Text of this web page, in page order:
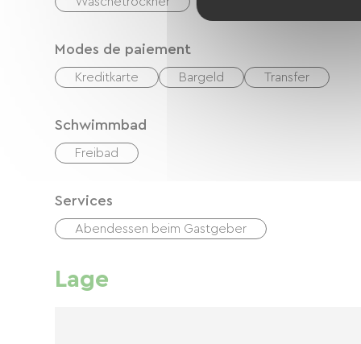
Modes de paiement
Kreditkarte Bargeld Transfer
Schwimmbad
Freibad
Services
Abendessen beim Gastgeber
Lage